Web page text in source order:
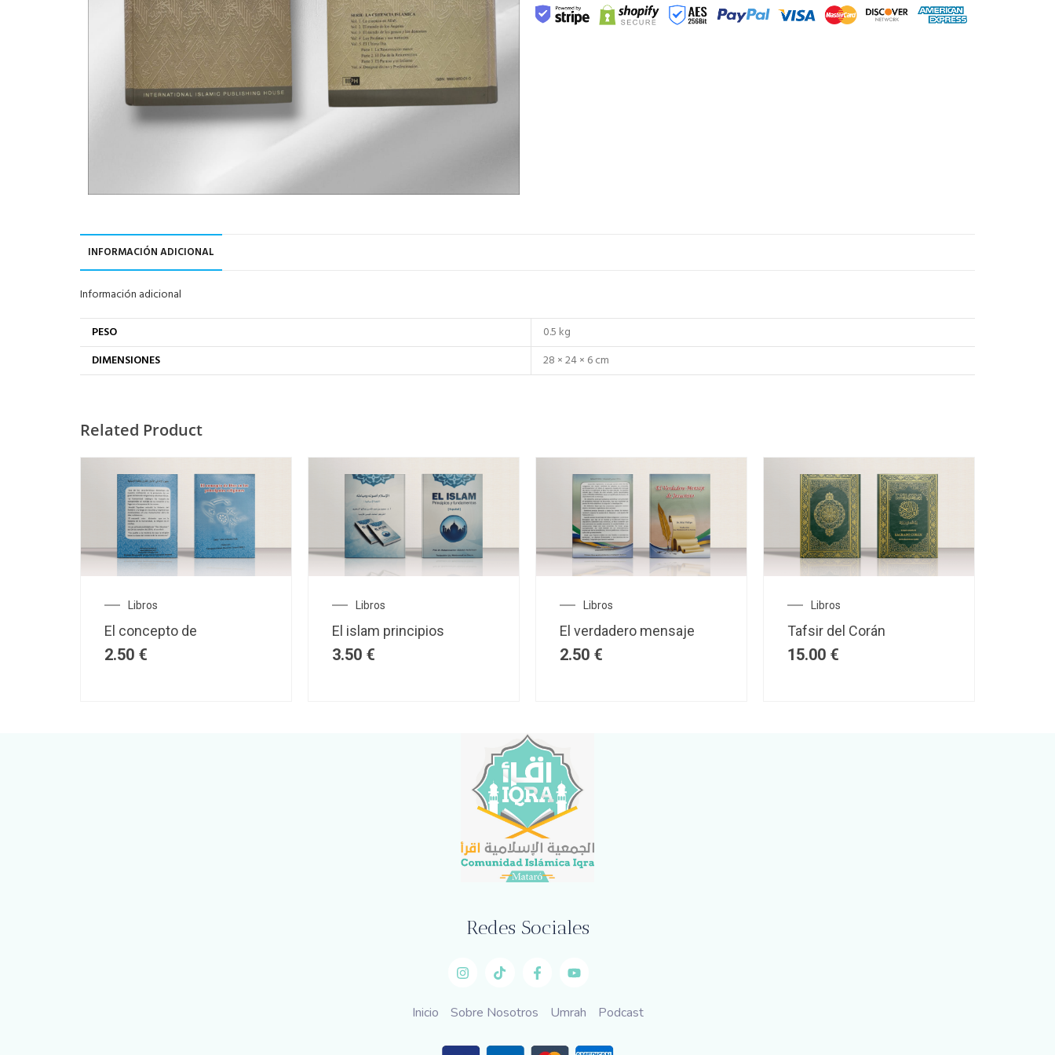
INFORMACIÓN ADICIONAL
Información adicional
PESO
0.5 kg
DIMENSIONES
28 × 24 × 6 cm
Related Product
Libros
El concepto de
2.50 €
Libros
El islam principios
3.50 €
Libros
El verdadero mensaje
2.50 €
Libros
Tafsir del Corán
15.00 €
Redes Sociales
Inicio Sobre Nosotros Umrah Podcast